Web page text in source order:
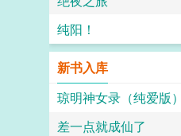
纯阳！
新书入库
琼明神女录（纯爱版）
差一点就成仙了